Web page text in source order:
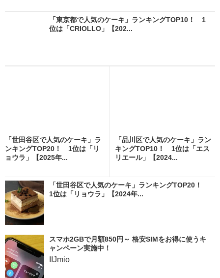
「東京都で人気のケーキ」ランキングTOP10！ 1
位は「CRIOLLO」【202...
「世田谷区で人気のケーキ」ラ
ンキングTOP20！ 1位は「リ
ョウラ」【2025年...
「品川区で人気のケーキ」ラン
キングTOP10！ 1位は「エス
リエール」【2024...
「世田谷区で人気のケーキ」ランキングTOP20！
1位は「リョウラ」【2024年...
スマホ2GBで月額850円～ 格安SIMをお得に使うキ
ャンペーン実施中！
IIJmio